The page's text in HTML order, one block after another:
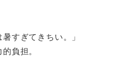
暑すぎてきちい。」
負担。